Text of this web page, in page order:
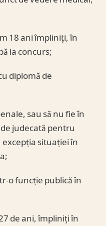
18 ani împliniți, în
la concurs;
diplomă de
sau să nu fie în
judecată pentru
situației în
o funcție publică în
de ani, împliniți în